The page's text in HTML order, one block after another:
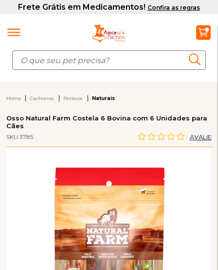
Home Cachorros Petiscos Naturais
Osso Natural Farm Costela 6 Bovina com 6 Unidades para
Cães
SKU 3785 AVALIE